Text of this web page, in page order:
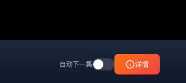
自动下一集 详情